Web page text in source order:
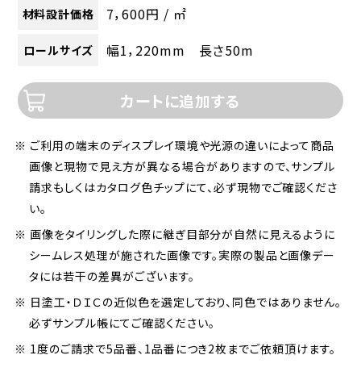
材料設計価格 7，600円 / ㎡
ロールサイズ 幅1，220mm 長さ50m
カートに追加する
※ ご利用の端末のディスプレイ環境や光源の違いによって商品
画像と現物で見え方が異なる場合がありますので、サンプル
請求もしくはカタログ色チップにて、必ず現物でご確認くださ
い。
※ 画像をタイリングした際に継ぎ目部分が自然に見えるように
シームレス処理が施された画像です。実際の製品と画像デー
タには若干の差異がございます。
※ 日塗工・ＤＩＣの近似色を選定しており、同色ではありません。
必ずサンプル帳にてご確認ください。
※ 1度のご請求で5品番、1品番につき2枚までご依頼頂けます。